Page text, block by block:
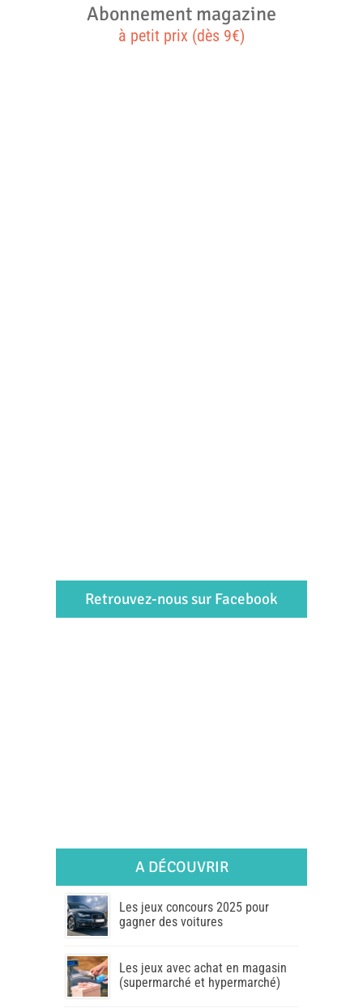
Abonnement magazine
à petit prix (dès 9€)
Retrouvez-nous sur Facebook
A DÉCOUVRIR
Les jeux concours 2025 pour
gagner des voitures
Les jeux avec achat en magasin
(supermarché et hypermarché)